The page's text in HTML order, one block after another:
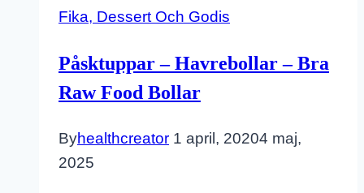
Fika, Dessert Och Godis
Påsktuppar – Havrebollar – Bra
Raw Food Bollar
Byhealthcreator 1 april, 20204 maj,
2025